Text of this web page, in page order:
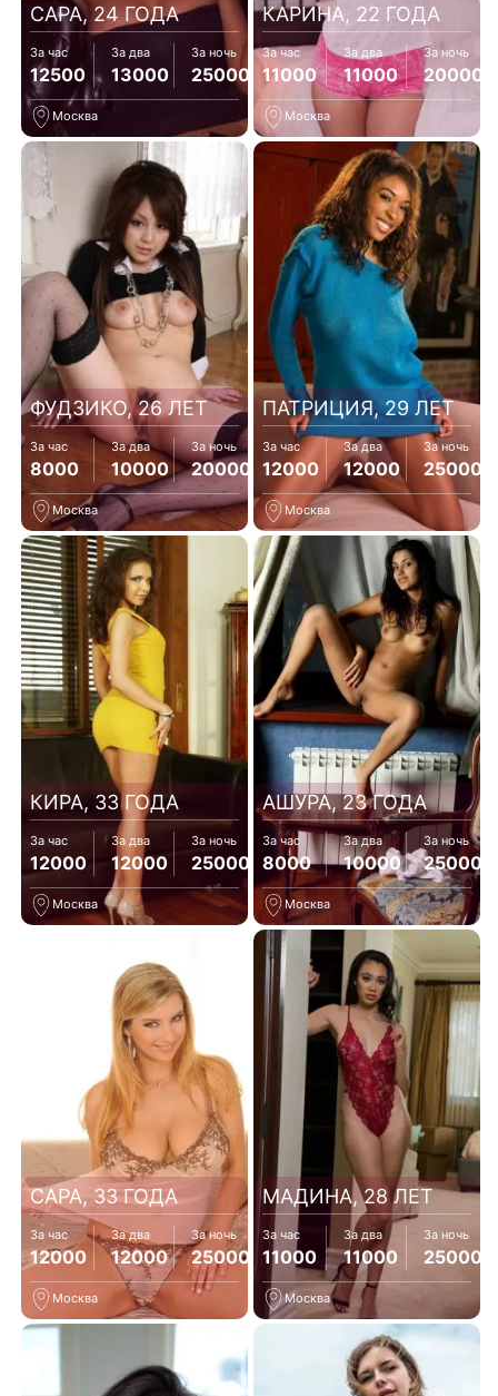
САРА, 24 ГОДА
За час
12500
За два
13000
За ночь
25000
Москва
КАРИНА, 22 ГОДА
За час
11000
За два
11000
За ночь
20000
Москва
ФУДЗИКО, 26 ЛЕТ
За час
8000
За два
10000
За ночь
20000
Москва
ПАТРИЦИЯ, 29 ЛЕТ
За час
12000
За два
12000
За ночь
25000
Москва
КИРА, 33 ГОДА
За час
12000
За два
12000
За ночь
25000
Москва
АШУРА, 23 ГОДА
За час
8000
За два
10000
За ночь
25000
Москва
САРА, 33 ГОДА
За час
12000
За два
12000
За ночь
25000
Москва
МАДИНА, 28 ЛЕТ
За час
11000
За два
11000
За ночь
25000
Москва